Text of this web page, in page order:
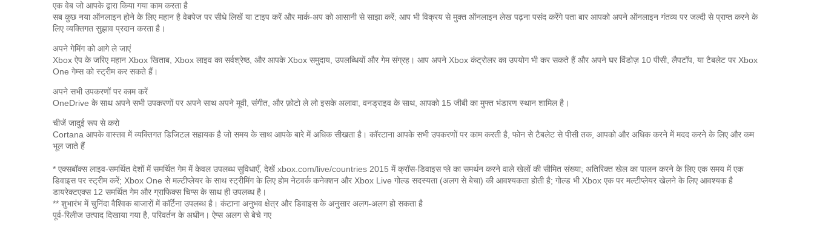
एक वेब जो आपके द्वारा किया गया काम करता है
सब कुछ नया ऑनलाइन होने के लिए महान है वेबपेज पर सीधे लिखें या टाइप करें और मार्क-अप को आसानी से साझा करें; आप भी विक्रय से मुक्त ऑनलाइन लेख पढ़ना पसंद करेंगे पता बार आपको अपने ऑनलाइन गंतव्य पर जल्दी से प्राप्त करने के
लिए व्यक्तिगत सुझाव प्रदान करता है।
अपने गेमिंग को आगे ले जाएं
Xbox ऐप के जरिए महान Xbox खिताब, Xbox लाइव का सर्वश्रेष्ठ, और आपके Xbox समुदाय, उपलब्धियों और गेम संग्रह। आप अपने Xbox कंट्रोलर का उपयोग भी कर सकते हैं और अपने घर विंडोज़ 10 पीसी, लैपटॉप, या टैबलेट पर Xbox
One गेम्स को स्ट्रीम कर सकते हैं।
अपने सभी उपकरणों पर काम करें
OneDrive के साथ अपने सभी उपकरणों पर अपने साथ अपने मूवी, संगीत, और फ़ोटो ले लो इसके अलावा, वनड्राइव के साथ, आपको 15 जीबी का मुफ्त भंडारण स्थान शामिल है।
चीजें जादुई रूप से करो
Cortana आपके वास्तव में व्यक्तिगत डिजिटल सहायक है जो समय के साथ आपके बारे में अधिक सीखता है। कॉरटाना आपके सभी उपकरणों पर काम करती है, फोन से टैबलेट से पीसी तक, आपको और अधिक करने में मदद करने के लिए और कम
भूल जाते हैं
* एक्सबॉक्स लाइव-समर्थित देशों में समर्थित गेम में केवल उपलब्ध सुविधाएँ, देखें xbox.com/live/countries 2015 में क्रॉस-डिवाइस प्ले का समर्थन करने वाले खेलों की सीमित संख्या; अतिरिक्त खेल का पालन करने के लिए एक समय में एक
डिवाइस पर स्ट्रीम करें; Xbox One से मल्टीप्लेयर के साथ स्ट्रीमिंग के लिए होम नेटवर्क कनेक्शन और Xbox Live गोल्ड सदस्यता (अलग से बेचा) की आवश्यकता होती है; गोल्ड भी Xbox एक पर मल्टीप्लेयर खेलने के लिए आवश्यक है
डायरेक्टएक्स 12 समर्थित गेम और ग्राफिक्स चिप्स के साथ ही उपलब्ध है।
** शुभारंभ में चुनिंदा वैश्विक बाजारों में कॉर्टेना उपलब्ध है। कंटाना अनुभव क्षेत्र और डिवाइस के अनुसार अलग-अलग हो सकता है
पूर्व-रिलीज उत्पाद दिखाया गया है, परिवर्तन के अधीन। ऐप्स अलग से बेचे गए